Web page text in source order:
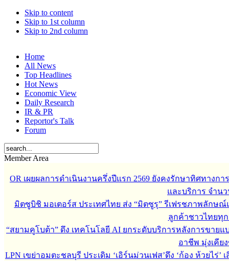
Skip to content
Skip to 1st column
Skip to 2nd column
Home
All News
Top Headlines
Hot News
Economic View
Daily Research
IR & PR
Reportor's Talk
Forum
Member Area
OR เผยผลการดำเนินงานครึ่งปีแรก 2569 ยังคงรักษาทิศทางกา
และบริการ จำนว
มิตซูบิชิ มอเตอร์ส ประเทศไทย ส่ง “มิตซูรุ” รีเฟรชภาพลักษณ์
ลูกค้าชาวไทยทุก
“สยามคูโบต้า” ดึง เทคโนโลยี AI ยกระดับบริการหลังการขาย
อาชีพ มุ่งเคีย
LPN เขย่าอมตะชลบุรี ประเดิม ‘เอิร์นม่วนเฟส’ดึง ‘ก้อง ห้วยไร่’